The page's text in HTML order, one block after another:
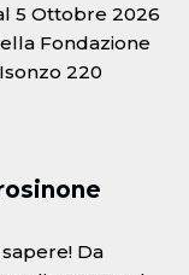
5 Ottobre 2026
Fondazione
220
Da